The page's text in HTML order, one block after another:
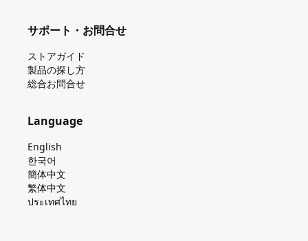
サポート・お問合せ
ストアガイド
製品の探し⽅
総合お問合せ
Language
English
한국어
簡体中文
繁体中文
ประเทศไทย